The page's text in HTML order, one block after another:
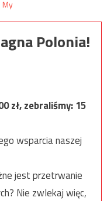
Polonia!
zł, zebraliśmy:15
wsparcia naszej
jest przetrwanie
Nie zwlekaj więc,